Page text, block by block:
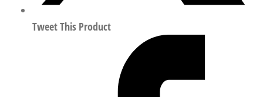
合
ISOTweet This Product